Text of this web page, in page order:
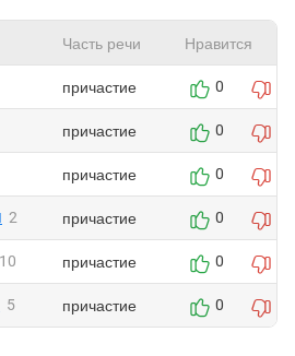
Часть речи Нравится
причастие 0
причастие 0
причастие 0
2 причастие 0
10 причастие 0
5 причастие 0